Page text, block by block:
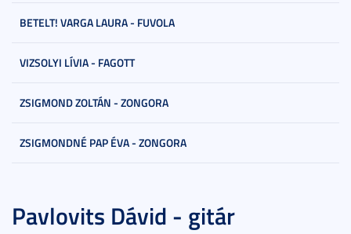
BETELT! VARGA LAURA - FUVOLA
VIZSOLYI LÍVIA - FAGOTT
ZSIGMOND ZOLTÁN - ZONGORA
ZSIGMONDNÉ PAP ÉVA - ZONGORA
Pavlovits Dávid - gitár